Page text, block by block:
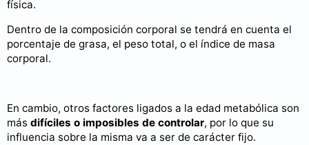
física.
Dentro de la composición corporal se tendrá en cuenta el
porcentaje de grasa, el peso total, o el índice de masa
corporal.
En cambio, otros factores ligados a la edad metabólica son
más difíciles o imposibles de controlar, por lo que su
influencia sobre la misma va a ser de carácter fijo.